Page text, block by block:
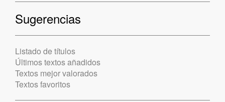
Sugerencias
Listado de títulos
Últimos textos añadidos
Textos mejor valorados
Textos favoritos